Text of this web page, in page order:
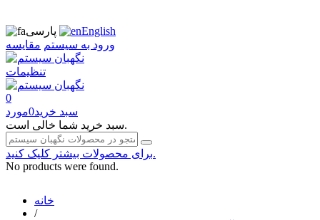
پارسی
English
ورود به سیستم مقایسه
تنظیمات
0
سبد خرید0مورد
سبد خرید شما خالی است.
برای محصولات بیشتر کلیک کنید.
No products were found.
خانه
/